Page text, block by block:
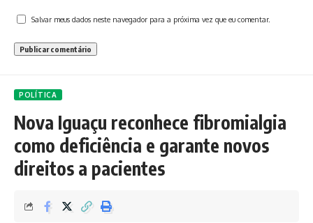
Salvar meus dados neste navegador para a próxima vez que eu comentar.
POLÍTICA
Nova Iguaçu reconhece fibromialgia
como deficiência e garante novos
direitos a pacientes